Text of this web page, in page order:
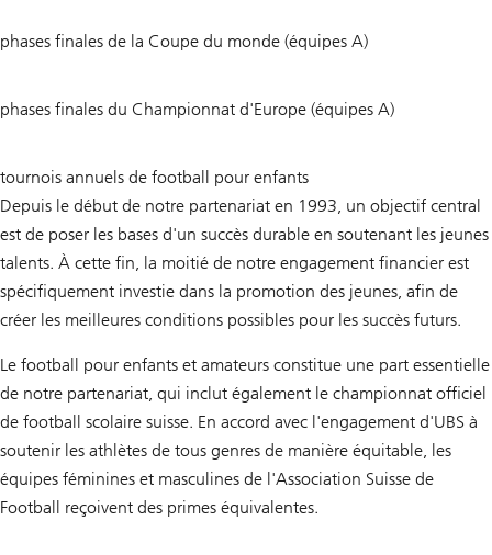
phases finales de la Coupe du monde (équipes A)
phases finales du Championnat d'Europe (équipes A)
tournois annuels de football pour enfants
Depuis le début de notre partenariat en 1993, un objectif central
est de poser les bases d'un succès durable en soutenant les jeunes
talents. À cette fin, la moitié de notre engagement financier est
spécifiquement investie dans la promotion des jeunes, afin de
créer les meilleures conditions possibles pour les succès futurs.
Le football pour enfants et amateurs constitue une part essentielle
de notre partenariat, qui inclut également le championnat officiel
de football scolaire suisse. En accord avec l'engagement d'UBS à
soutenir les athlètes de tous genres de manière équitable, les
équipes féminines et masculines de l'Association Suisse de
Football reçoivent des primes équivalentes.